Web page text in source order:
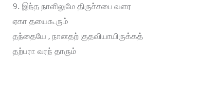
9. இந்த நாளிலுமே திருச்சபை வளர
ஏகா தயைகூரும்
தந்தையே , நானதற் குதவியாயிருக்கத்
தற்பரா வரந் தாரும்